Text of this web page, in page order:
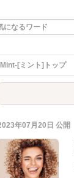
[ミント]トップ
年07月20日 公開